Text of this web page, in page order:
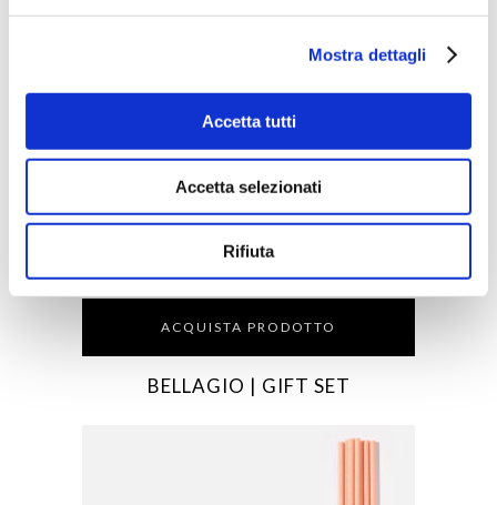
Mostra dettagli
Accetta tutti
Accetta selezionati
Rifiuta
ACQUISTA PRODOTTO
BELLAGIO | GIFT SET